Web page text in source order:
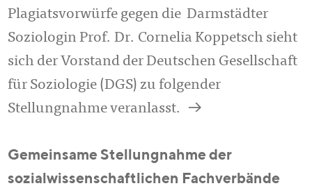
Plagiatsvorwürfe gegen die Darmstädter
Soziologin Prof. Dr. Cornelia Koppetsch sieht
sich der Vorstand der Deutschen Gesellschaft
für Soziologie (DGS) zu folgender
Stellungnahme veranlasst.
a
Gemeinsame Stellungnahme der
sozialwissenschaftlichen Fachverbände